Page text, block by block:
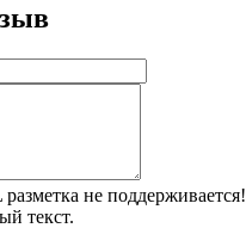
не поддерживается!
текст.